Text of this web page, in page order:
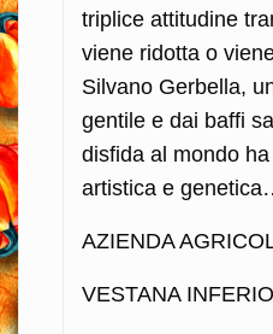
triplice attitudine
viene ridotta o
Silvano Gerbella,
gentile e dai baffi
disfida al mondo
artistica e
AZIENDA
VESTANA